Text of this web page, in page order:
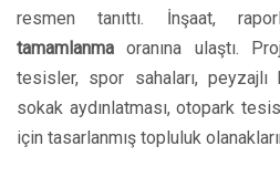
resmen tanıttı. İnşaat,
tamamlanma oranına ulaştı.
tesisler, spor sahaları,
sokak aydınlatması, otopark
için tasarlanmış topluluk